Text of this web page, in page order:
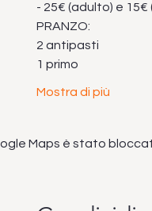
- 25€ (adulto) e 15€
PRANZO:
2 antipasti
1 primo
Mostra di più
Maps è stato